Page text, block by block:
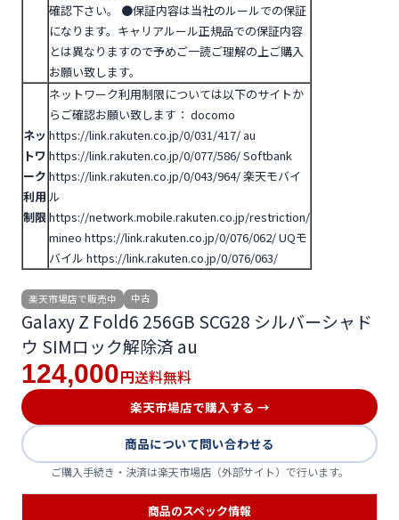
確認下さい。
●保証内容は当社のルールでの保証
になります。キャリアルール正規品での保証内容
とは異なりますので予めご一読ご理解の上ご購入
お願い致します。
ネッ
トワ
ーク
利用
制限
ネットワーク利用制限については以下のサイトか
らご確認お願い致します： docomo
https://link.rakuten.co.jp/0/031/417/ au
https://link.rakuten.co.jp/0/077/586/Softbank
https://link.rakuten.co.jp/0/043/964/楽天モバイ
ル
https://network.mobile.rakuten.co.jp/restriction/
mineo https://link.rakuten.co.jp/0/076/062/UQモ
バイル https://link.rakuten.co.jp/0/076/063/
楽天市場店で販売中 中古
Galaxy Z Fold6 256GB SCG28 シルバーシャド
ウ SIMロック解除済 au
124,000 円送料無料
楽天市場店で購入する →
商品について問い合わせる
ご購入手続き・決済は楽天市場店（外部サイト）で行います。
商品のスペック情報